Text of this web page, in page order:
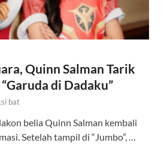
Quinn Salman Tarik
di Dadaku”
bat
belia Quinn Salman kembali
Setelah tampil di “Jumbo”, …